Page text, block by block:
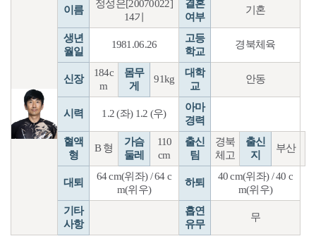
이름
정성은[20070022]
14기
결혼
여부
기혼
생년
월일
1981.06.26
고등
학교
경북체육
신장
184c
m
몸무
게
91kg
대학
교
안동
시력 1.2 (좌) 1.2 (우)
아마
경력
혈액
형
B 형
가슴
둘레
110
cm
출신
팀
경북
체고
출신
지
부산
대퇴
64 cm(위좌) / 64 c
m(위우)
하퇴
40 cm(위좌) / 40 c
m(위우)
기타
사항
흡연
유무
무